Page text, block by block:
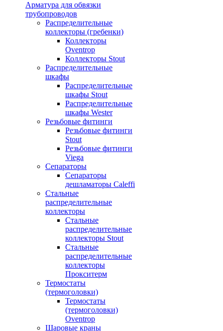
Арматура для обвязки
трубопроводов
Распределительные
коллекторы (гребенки)
Коллекторы
Oventrop
Коллекторы Stout
Распределительные
шкафы
Распределительные
шкафы Stout
Распределительные
шкафы Wester
Резьбовые фитинги
Резьбовые фитинги
Stout
Резьбовые фитинги
Viega
Сепараторы
Сепараторы
дешламаторы Caleffi
Стальные
распределительные
коллекторы
Стальные
распределительные
коллекторы Stout
Стальные
распределительные
коллекторы
Прокситерм
Термостаты
(термоголовки)
Термостаты
(термоголовки)
Oventrop
Шаровые краны